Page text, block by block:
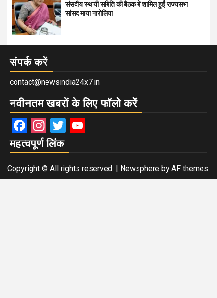
संसदीय स्थायी समिति की बैठक में शामिल हुईं राज्यसभा
सांसद माया नारोलिया
संपर्क करें
contact@newsindia24x7.in
नवीनतम खबरों के लिए फॉलो करें
Facebook
Instagram
Twitter
महत्वपूर्ण लिंक
Copyright © All rights reserved. | Newsphere by AF themes.